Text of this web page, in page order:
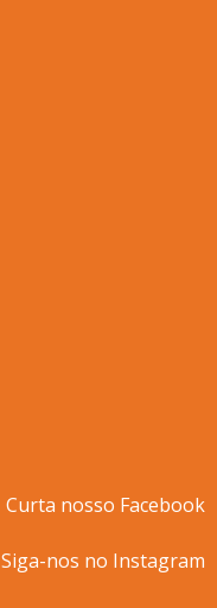
Curta nosso Facebook
Siga-nos no Instagram